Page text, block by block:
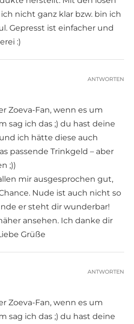
nicht ganz klar bzw. bin ich
Gepresst ist einfacher und
:)
Zoeva-Fan, wenn es um
sag ich das ;) du hast deine
ich hätte diese auch
passende Trinkgeld – aber
;))
mir ausgesprochen gut,
Nude ist auch nicht so
er steht dir wunderbar!
ansehen. Ich danke dir
Grüße
ANTWORTEN
Zoeva-Fan, wenn es um
sag ich das ;) du hast deine
ANTWORTEN